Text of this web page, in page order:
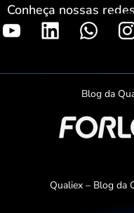
Conheça nossas redes
Blog da
Qualiex – Blog da